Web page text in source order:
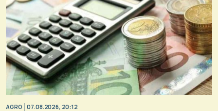
AGRO 07.08.2026, 20:12